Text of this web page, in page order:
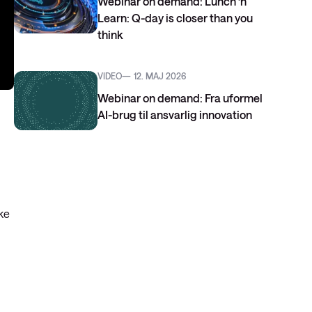
Learn: Q-day is closer than you
think
VIDEO 12. MAJ 2026
Webinar on demand: Fra uformel
AI-brug til ansvarlig innovation